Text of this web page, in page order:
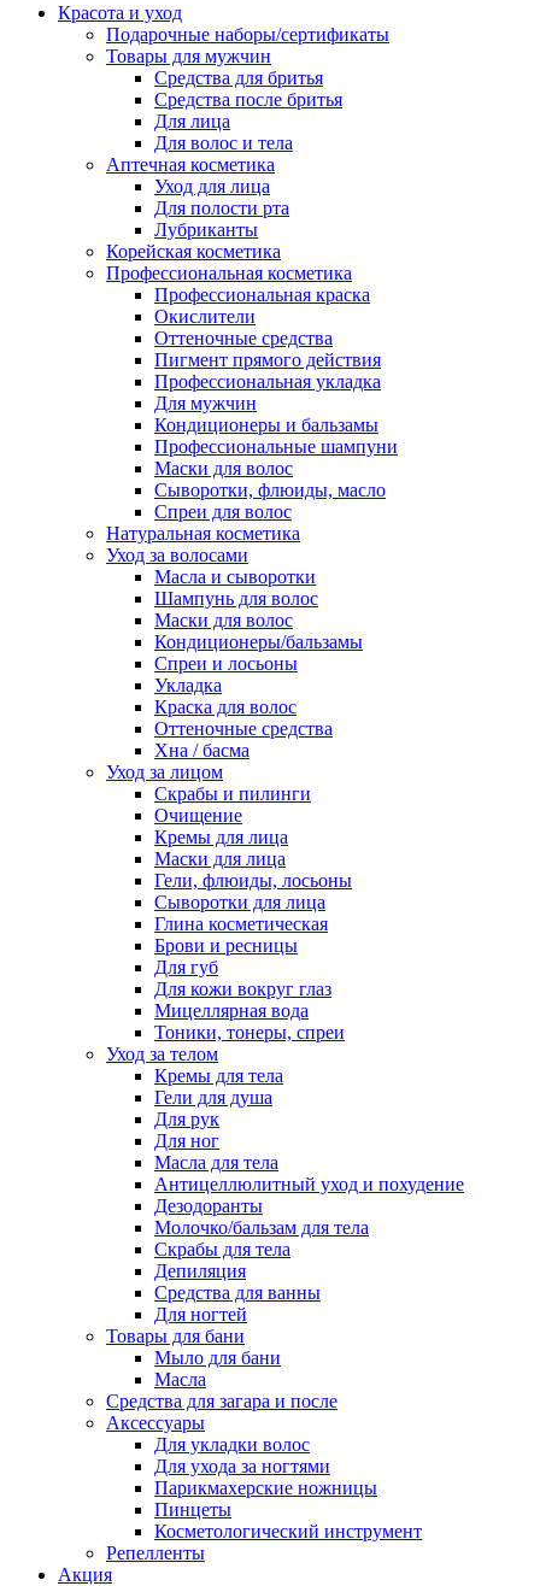
Красота и уход
Подарочные наборы/сертификаты
Товары для мужчин
Средства для бритья
Средства после бритья
Для лица
Для волос и тела
Аптечная косметика
Уход для лица
Для полости рта
Лубриканты
Корейская косметика
Профессиональная косметика
Профессиональная краска
Окислители
Оттеночные средства
Пигмент прямого действия
Профессиональная укладка
Для мужчин
Кондиционеры и бальзамы
Профессиональные шампуни
Маски для волос
Сыворотки, флюиды, масло
Спреи для волос
Натуральная косметика
Уход за волосами
Масла и сыворотки
Шампунь для волос
Маски для волос
Кондиционеры/бальзамы
Спреи и лосьоны
Укладка
Краска для волос
Оттеночные средства
Хна / басма
Уход за лицом
Скрабы и пилинги
Очищение
Кремы для лица
Маски для лица
Гели, флюиды, лосьоны
Сыворотки для лица
Глина косметическая
Брови и ресницы
Для губ
Для кожи вокруг глаз
Мицеллярная вода
Тоники, тонеры, спреи
Уход за телом
Кремы для тела
Гели для душа
Для рук
Для ног
Масла для тела
Антицеллюлитный уход и похудение
Дезодоранты
Молочко/бальзам для тела
Скрабы для тела
Депиляция
Средства для ванны
Для ногтей
Товары для бани
Мыло для бани
Масла
Средства для загара и после
Аксессуары
Для укладки волос
Для ухода за ногтями
Парикмахерские ножницы
Пинцеты
Косметологический инструмент
Репелленты
Акция